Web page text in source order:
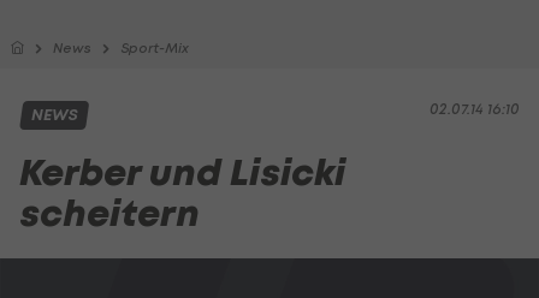
News Sport-Mix
02.07.14 16:10
NEWS
Kerber und Lisicki
scheitern